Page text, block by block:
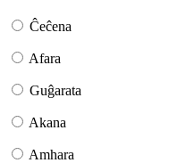
Ĉeĉena
Afara
Guĝarata
Akana
Amhara